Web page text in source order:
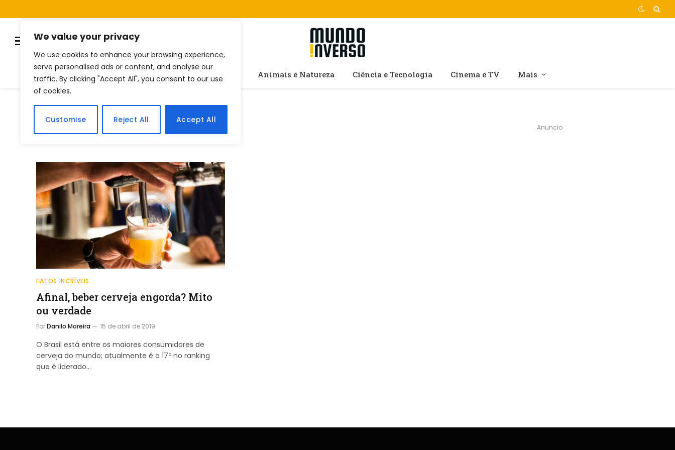
We value your privacy
We use cookies to enhance your browsing experience,
serve personalised ads or content, and analyse our
traffic. By clicking "Accept All", you consent to our use
of cookies.
Customise Reject All Accept All
Listas Quiz Animais e Natureza Ciência e Tecnologia Cinema e TV Mais
BROWSING:CERVEJAENGORDA
FATOS INCRÍVEIS
Afinal, beber cerveja engorda? Mito
ou verdade
PorDanilo Moreira 15 de abril de 2019
O Brasil está entre os maiores consumidores de
cerveja do mundo; atualmente é o 17º no ranking
que é liderado…
Anuncio